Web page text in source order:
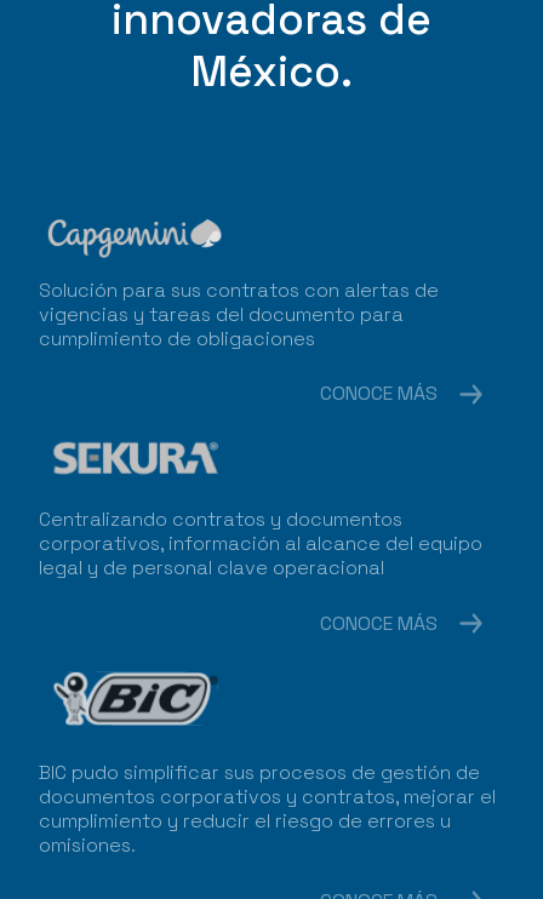
innovadoras de
México.
Solución para sus contratos con alertas de
vigencias y tareas del documento para
cumplimiento de obligaciones
CONOCE MÁS
Centralizando contratos y documentos
corporativos, información al alcance del equipo
legal y de personal clave operacional
CONOCE MÁS
BIC pudo simplificar sus procesos de gestión de
documentos corporativos y contratos, mejorar el
cumplimiento y reducir el riesgo de errores u
omisiones.